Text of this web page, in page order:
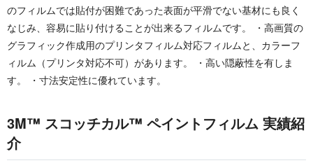
のフィルムでは貼付が困難であった表面が平滑でない基材にも良く
なじみ、容易に貼り付けることが出来るフィルムです。 ・高画質の
グラフィック作成用のプリンタフィルム対応フィルムと、カラーフ
ィルム（プリンタ対応不可）があります。 ・高い隠蔽性を有しま
す。 ・寸法安定性に優れています。
3M™ スコッチカル™ ペイントフィルム 実績紹
介